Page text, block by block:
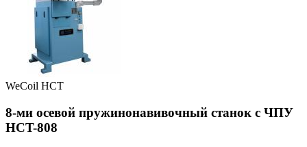
WeCoil HCT
8-ми осевой пружинонавивочный станок с ЧПУ
HCT-808